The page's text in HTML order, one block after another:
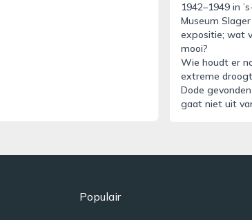
1942–1949 in
Museum
expositie; wat
mooi?
Wie houdt er
extreme
Dode
gaat niet uit
Populair